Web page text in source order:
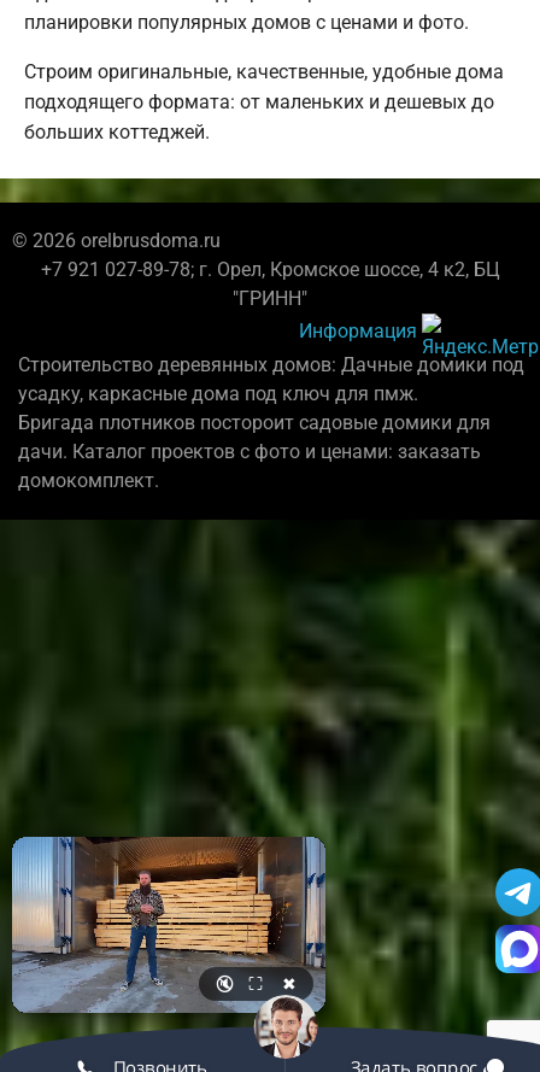
планировки популярных домов с ценами и фото.
Строим оригинальные, качественные, удобные дома
подходящего формата: от маленьких и дешевых до
больших коттеджей.
© 2026 orelbrusdoma.ru
+7 921 027-89-78; г. Орел, Кромское шоссе, 4 к2, БЦ
"ГРИНН"
Информация
Строительство деревянных домов: Дачные домики под
усадку, каркасные дома под ключ для пмж.
Бригада плотников постороит садовые домики для
дачи. Каталог проектов с фото и ценами: заказать
домокомплект.
🔇 ⛶ ✖